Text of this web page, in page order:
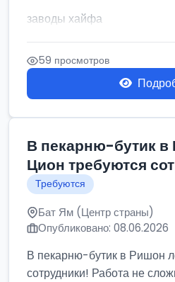
заводы хайфа
59 просмотров
В пекарню-бутик
Цион требуются
Требуются
Бат Ям (Центр страны)
Опубликовано: 08.06.2026
В пекарню-бутик в Ришон
сотрудники! Работа не